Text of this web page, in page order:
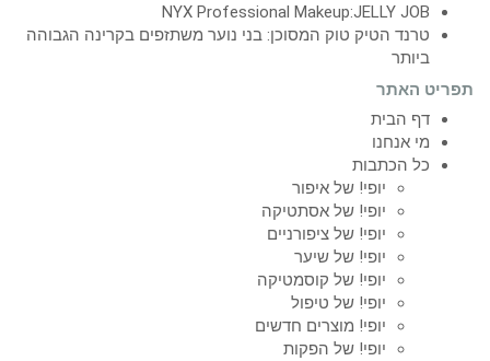
NYX Professional Makeup:JELLY JOB
טרנד הטיק טוק המסוכן: בני נוער משתזפים בקרינה הגבוהה
ביותר
תפריט האתר
דף הבית
מי אנחנו
כל הכתבות
יופי! של איפור
יופי! של אסתטיקה
יופי! של ציפורניים
יופי! של שיער
יופי! של קוסמטיקה
יופי! של טיפול
יופי! מוצרים חדשים
יופי! של הפקות